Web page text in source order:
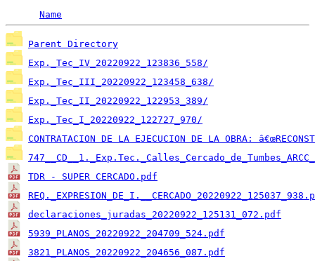
Name
Parent Directory
Exp._Tec_IV_20220922_123836_558/
Exp._Tec_III_20220922_123458_638/
Exp._Tec_II_20220922_122953_389/
Exp._Tec_I_20220922_122727_970/
CONTRATACION DE LA EJECUCION DE LA OBRA:
TDR - SUPER CERCADO.pdf
declaraciones_juradas_20220922_125131_072.pdf
5939_PLANOS_20220922_204709_524.pdf
3821_PLANOS_20220922_204656_087.pdf